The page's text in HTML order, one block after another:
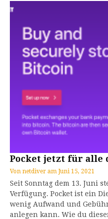
Pocket jetzt für alle
Von netdiver am Juni 15, 2021
Seit Sonntag dem 13. Juni
Verfügung. Pocket ist ein
wenig Aufwand und
anlegen kann. Wie du